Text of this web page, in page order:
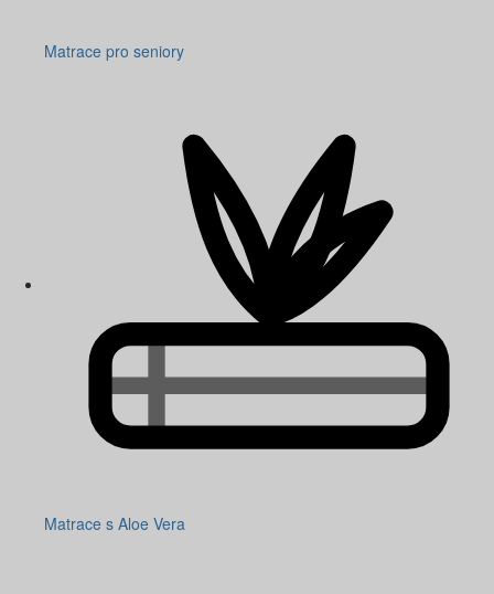
Matrace pro seniory
Matrace s Aloe Vera